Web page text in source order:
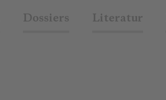
Dossiers Literatur